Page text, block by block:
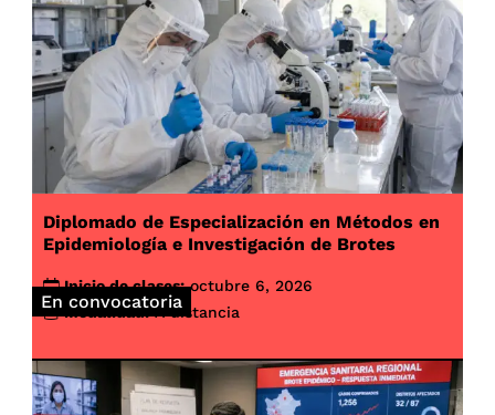
En convocatoria
Diplomado de Especialización en Métodos en
Epidemiología e Investigación de Brotes
Inicio de clases: octubre 6, 2026
Modalidad: A distancia